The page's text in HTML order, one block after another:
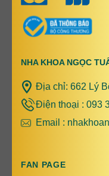
NHA KHOA NGỌC
Địa chỉ: 662 Lý
Điện thoại : 093
Email :
FAN PAGE